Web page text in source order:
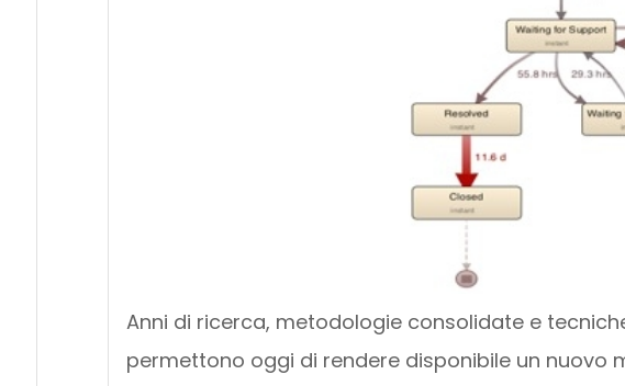
Anni di ricerca, metodologie consolidate e
permettono oggi di rendere disponibile un nuovo